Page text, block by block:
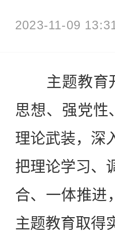
2023-11-09
主题教育开
思想、强党性
理论武装，深
把理论学习、
合、一体推进
主题教育取得